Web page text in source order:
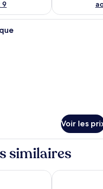
9
Une chambre d’hôtel avec
Voir les
similaires
Hôtel Le